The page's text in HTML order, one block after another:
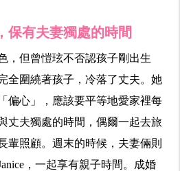
保有夫妻獨處的時間
，但曾愷玹不否認孩子剛出生
全圍繞著孩子，冷落了丈夫。她
偏心」，應該要平等地愛家裡每
丈夫獨處的時間，偶爾一起去旅
輩照顧。週末的時候，夫妻倆則
，一起享有親子時間。成婚